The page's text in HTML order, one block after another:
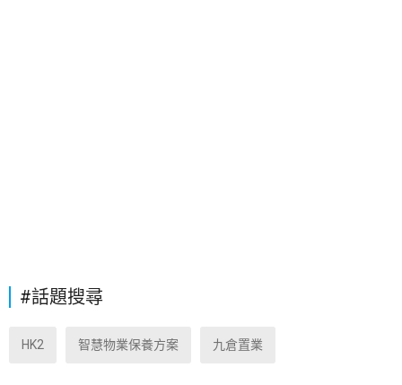
#話題搜尋
HK2 智慧物業保養方案 九倉置業